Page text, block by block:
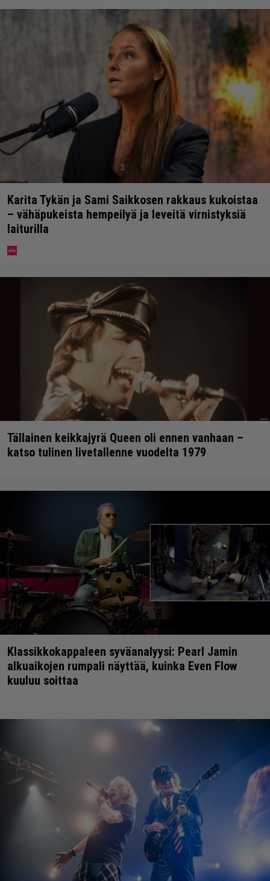
Karita Tykän ja Sami Saikkosen rakkaus kukoistaa
– vähäpukeista hempeilyä ja leveitä virnistyksiä
laiturilla
Tällainen keikkajyrä Queen oli ennen vanhaan –
katso tulinen livetallenne vuodelta 1979
Klassikkokappaleen syväanalyysi: Pearl Jamin
alkuaikojen rumpali näyttää, kuinka Even Flow
kuuluu soittaa